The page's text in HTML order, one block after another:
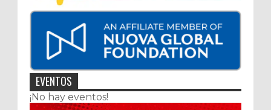
EVENTOS
¡No hay eventos!